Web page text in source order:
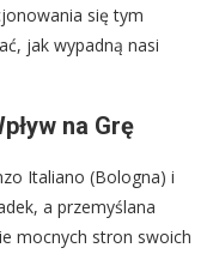
się tym
jak wypadną nasi
na Grę
Italiano (Bologna) i
a przemyślana
mocnych stron swoich